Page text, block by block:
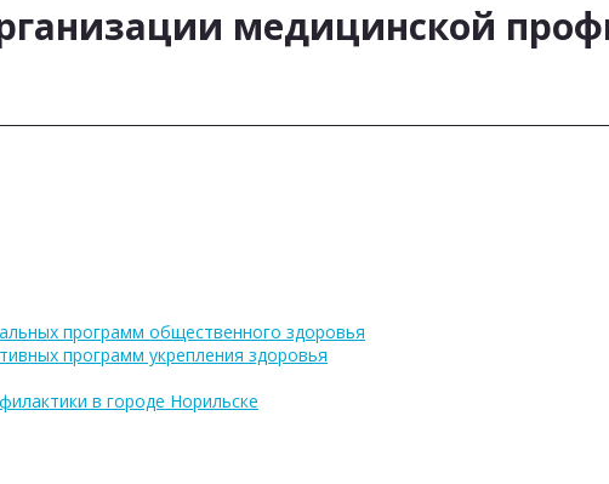
медицинской
программ общественного здоровья
программ укрепления здоровья
в городе Норильске